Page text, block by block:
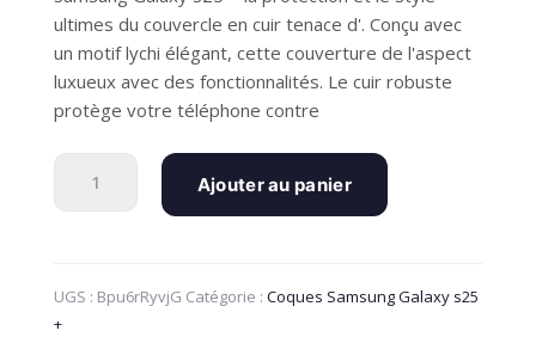
ultimes du couvercle en cuir tenace d'. Conçu avec
un motif lychi élégant, cette couverture de l'aspect
luxueux avec des fonctionnalités. Le cuir robuste
protège votre téléphone contre
quantité
+
(Plus)
Ajouter au panier
UGS : Bpu6rRyvjG Catégorie : Coques Samsung Galaxy s25
+